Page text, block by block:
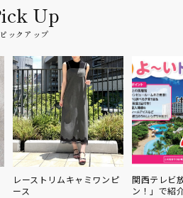
ピックアップ
レーストリムキャミワンピ
ース
関西テレビ
ン！」で紹